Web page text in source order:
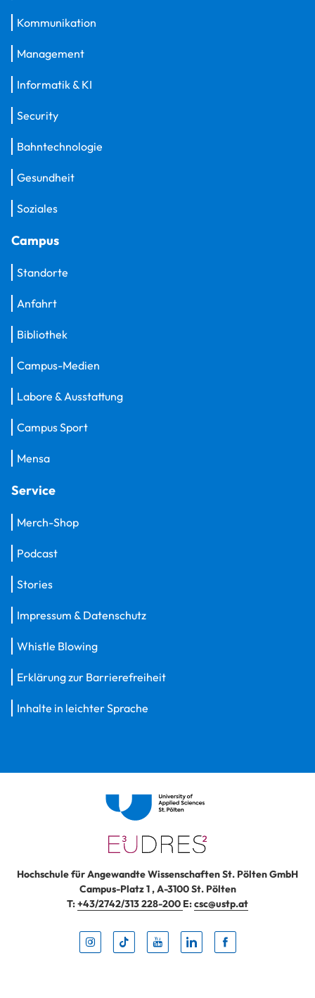
Kommunikation
Management
Informatik & KI
Security
Bahntechnologie
Gesundheit
Soziales
Campus
Standorte
Anfahrt
Bibliothek
Campus-Medien
Labore & Ausstattung
Campus Sport
Mensa
Service
Merch-Shop
Podcast
Stories
Impressum & Datenschutz
Whistle Blowing
Erklärung zur Barrierefreiheit
Inhalte in leichter Sprache
Hochschule für Angewandte Wissenschaften St. Pölten GmbH
Campus-Platz 1,A-3100St. Pölten
T:+43/2742/313 228-200 E:csc@ustp.at